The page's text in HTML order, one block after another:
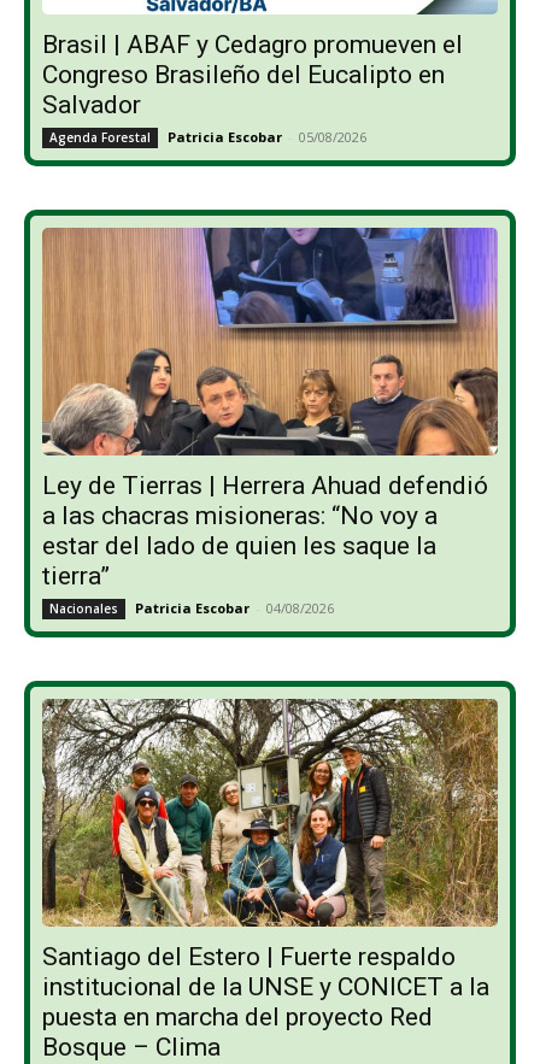
Brasil | ABAF y Cedagro promueven el
Congreso Brasileño del Eucalipto en
Salvador
Agenda Forestal Patricia Escobar - 05/08/2026
Ley de Tierras | Herrera Ahuad defendió
a las chacras misioneras: “No voy a
estar del lado de quien les saque la
tierra”
Nacionales Patricia Escobar - 04/08/2026
Santiago del Estero | Fuerte respaldo
institucional de la UNSE y CONICET a la
puesta en marcha del proyecto Red
Bosque – Clima